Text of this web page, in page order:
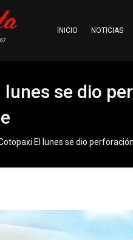
INICIO NOTICIAS
lunes se dio
El lunes se dio